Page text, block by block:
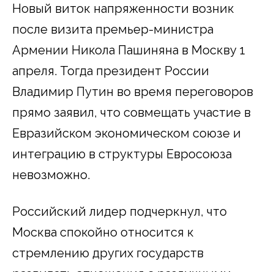
Новый виток напряженности возник
после визита премьер-министра
Армении Никола Пашиняна в Москву 1
апреля. Тогда президент России
Владимир Путин во время переговоров
прямо заявил, что совмещать участие в
Евразийском экономическом союзе и
интеграцию в структуры Евросоюза
невозможно.
Российский лидер подчеркнул, что
Москва спокойно относится к
стремлению других государств